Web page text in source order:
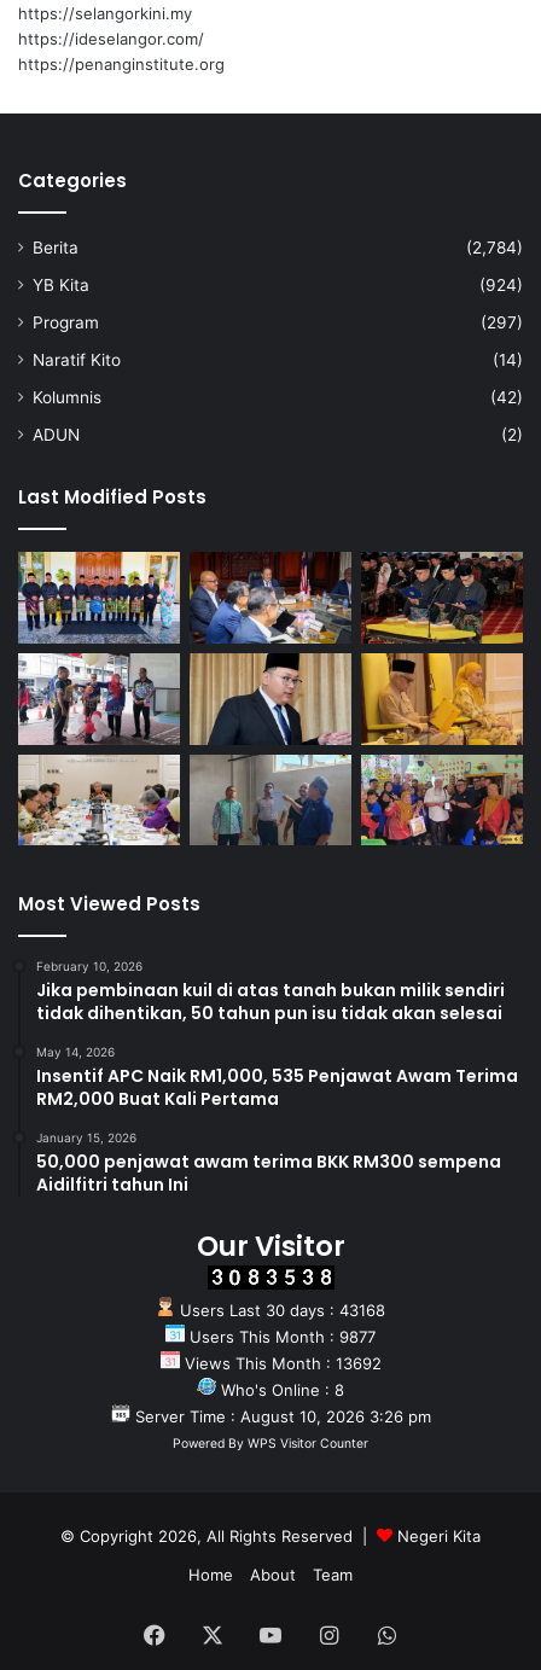
https://selangorkini.my
https://ideselangor.com/
https://penanginstitute.org
Categories
Berita
(2,784)
YB Kita
(924)
Program
(297)
Naratif Kito
(14)
Kolumnis
(42)
ADUN
(2)
Last Modified Posts
Most Viewed Posts
February 10, 2026
Jika pembinaan kuil di atas tanah bukan milik sendiri
tidak dihentikan, 50 tahun pun isu tidak akan selesai
May 14, 2026
Insentif APC Naik RM1,000, 535 Penjawat Awam Terima
RM2,000 Buat Kali Pertama
January 15, 2026
50,000 penjawat awam terima BKK RM300 sempena
Aidilfitri tahun Ini
Our Visitor
Users Last 30 days : 43168
Users This Month : 9877
Views This Month : 13692
Who's Online : 8
Server Time : August 10, 2026 3:26 pm
Powered By WPS Visitor Counter
© Copyright 2026, All Rights Reserved |
Negeri Kita
Home
About Team
Facebook YouTubeInstagramWhatsApp